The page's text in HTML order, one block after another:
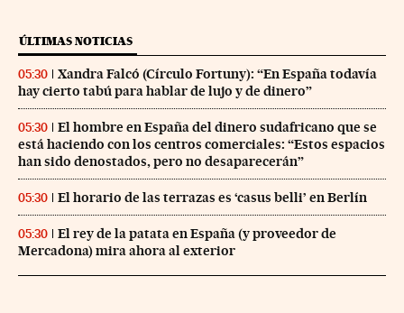
ÚLTIMAS NOTICIAS
05:30
Xandra Falcó (Círculo Fortuny): “En España todavía
hay cierto tabú para hablar de lujo y de dinero”
05:30
El hombre en España del dinero sudafricano que se
está haciendo con los centros comerciales: “Estos espacios
han sido denostados, pero no desaparecerán”
05:30 El horario de las terrazas es ‘casus belli’ en Berlín
05:30
El rey de la patata en España (y proveedor de
Mercadona) mira ahora al exterior